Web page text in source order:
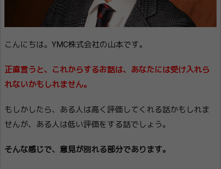
こんにちは。YMC株式会社の山本です。
正直言うと、これからするお話は、あなたには受け入れら
れないかもしれません。
もしかしたら、ある人は高く評価してくれる話かもしれま
せんが、ある人は低い評価をする話でしょう。
そんな感じで、意見が別れる部分であります。